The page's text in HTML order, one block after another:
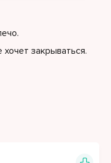
закрываться.